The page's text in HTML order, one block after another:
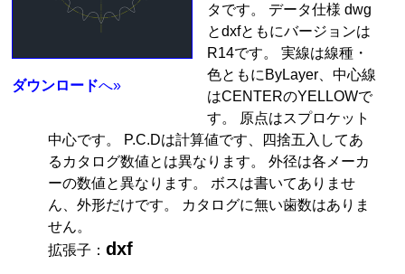
ダウンロードへ»
タです。 データ仕様 dwg
とdxfともにバージョンは
R14です。 実線は線種・
色ともにByLayer、中心線
はCENTERのYELLOWで
す。 原点はスプロケット
中心です。 P.C.Dは計算値です、四捨五入してあ
るカタログ数値とは異なります。 外径は各メーカ
ーの数値と異なります。 ボスは書いてありませ
ん、外形だけです。 カタログに無い歯数はありま
せん。
拡張子：dxf